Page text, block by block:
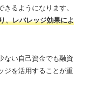
るようになります。
、レバレッジ効果によ
ない自己資金でも融資
ジを活用することが重